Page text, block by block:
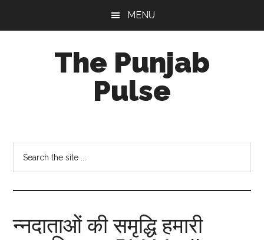
MENU
The Punjab
Pulse
Socio-
Cultural
Studies
न्नदाताओं की समृद्धि हमारी